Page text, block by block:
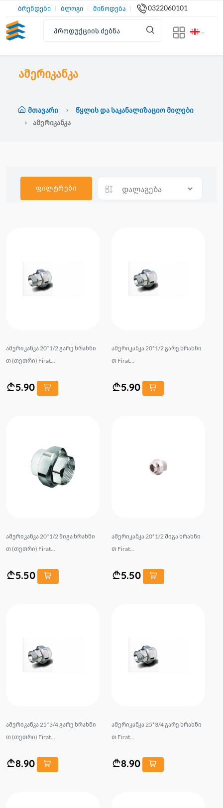
ბრენდები ბლოგი მიწოდება 0322060101
ამერიკანკა
Მთავარი
Წყლის Და Საკანალიზაციო Მილები
Ამერიკანკა
ფილტრები
ამერიკანკა 20*1/2 გარე ხრახნი
თ (თეთრი) Firat...
5.90
ამერიკანკა 20*1/2 გარე ხრახნი
თ Firat...
5.90
ამერიკანკა 20*1/2 შიგა ხრახნი
თ (თეთრი) Firat...
5.50
ამერიკანკა 20*1/2 შიგა ხრახნი
თ Firat...
5.50
ამერიკანკა 25*3/4 გარე ხრახნი
თ (თეთრი) Firat...
8.90
ამერიკანკა 25*3/4 გარე ხრახნი
თ Firat...
8.90